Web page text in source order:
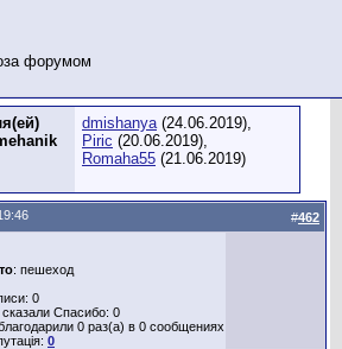
dmishanya (24.06.2019),
Piric (20.06.2019),
Romaha55 (21.06.2019)
#462
: пешеход
0
Спасибо: 0
0 раз(а) в 0 сообщениях
0